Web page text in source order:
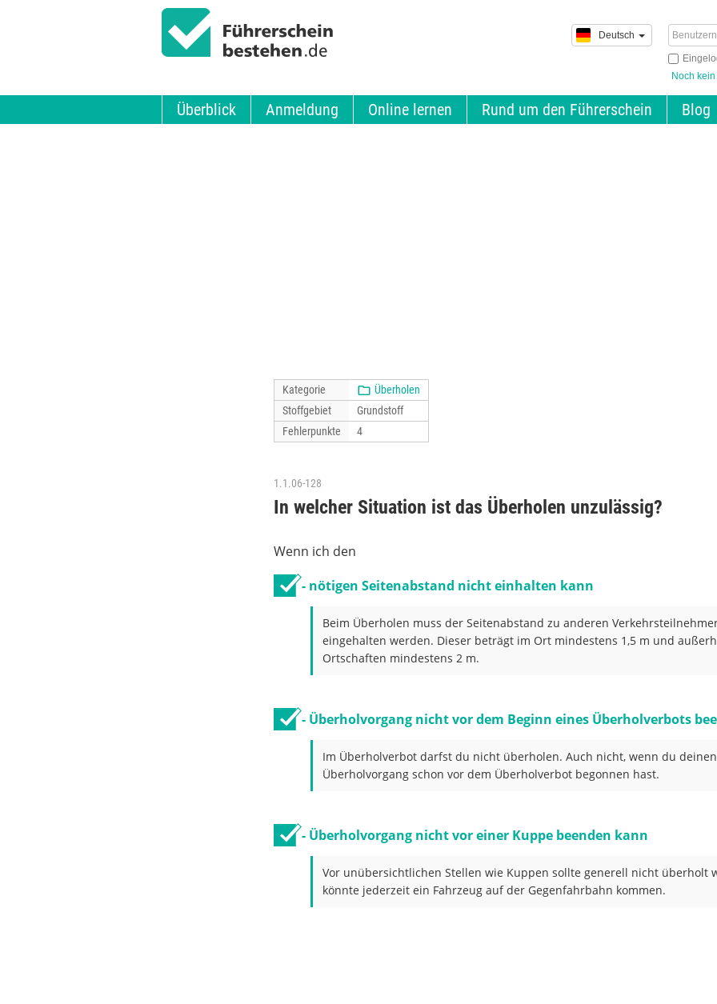
Noch
Deutsch
Überblick Anmeldung Online lernen Rund um den Führerschein Blog
Kategorie
Überholen
Stoffgebiet
Grundstoff
Fehlerpunkte
4
1.1.06-128
In welcher Situation ist das Überholen unzulässig?
Wenn ich den
- nötigen Seitenabstand nicht einhalten kann
Beim Überholen muss der Seitenabstand zu anderen
eingehalten werden. Dieser beträgt im Ort mindestens 1,5 m und
Ortschaften mindestens 2 m.
- Überholvorgang nicht vor dem Beginn eines Überholverbots
Im Überholverbot darfst du nicht überholen. Auch nicht, wenn du deinen
Überholvorgang schon vor dem Überholverbot begonnen hast.
- Überholvorgang nicht vor einer Kuppe beenden kann
Vor unübersichtlichen Stellen wie Kuppen sollte generell nicht überholt
könnte jederzeit ein Fahrzeug auf der Gegenfahrbahn kommen.